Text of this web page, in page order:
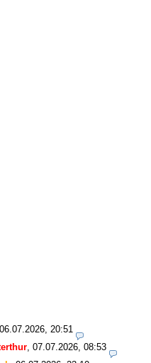
06.07.2026, 20:51
07.07.2026, 08:53